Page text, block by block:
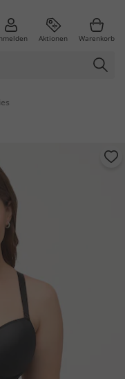
Aktionen Warenkorb